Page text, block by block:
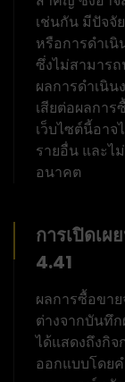
เช่นกัน มีปัจจั
หรือการดำเ
ซึ่งไม่สามาร
ผลการดำเนิ
เสียต่อผลกา
เว็บไซต์นี้อา
รายอื่น และไ
อนาคต
การเปิดเ
4.41
ผลการซื้อขา
ต่างจากบันทึก
ได้แสดงถึงกิจ
ออกแบบโดย